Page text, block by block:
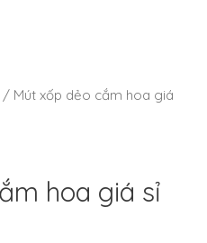
/ Mút xốp dẻo cắm hoa giá
hoa giá sỉ